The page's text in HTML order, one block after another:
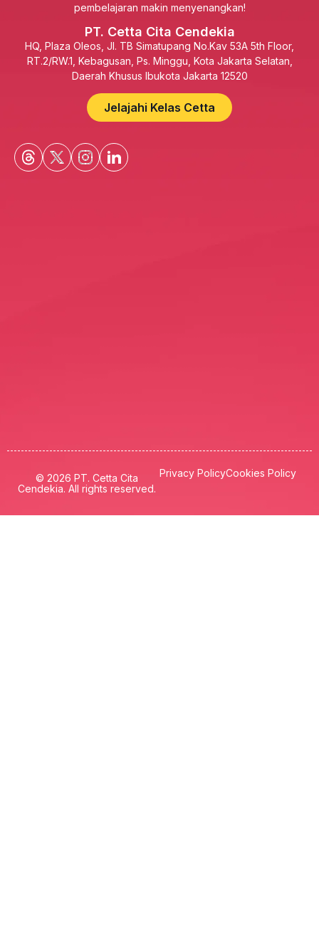
pembelajaran makin menyenangkan!
PT. Cetta Cita Cendekia
HQ, Plaza Oleos, Jl. TB Simatupang No.Kav 53A 5th Floor,
RT.2/RW.1, Kebagusan, Ps. Minggu, Kota Jakarta Selatan,
Daerah Khusus Ibukota Jakarta 12520
Jelajahi Kelas Cetta
© 2026 PT. Cetta Cita
Cendekia. All rights reserved.
Privacy PolicyCookies Policy